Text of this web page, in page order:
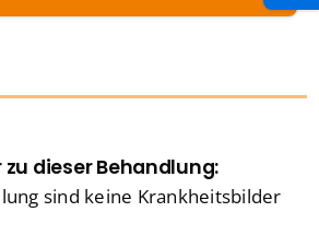
dieser Behandlung:
sind keine Krankheitsbilder